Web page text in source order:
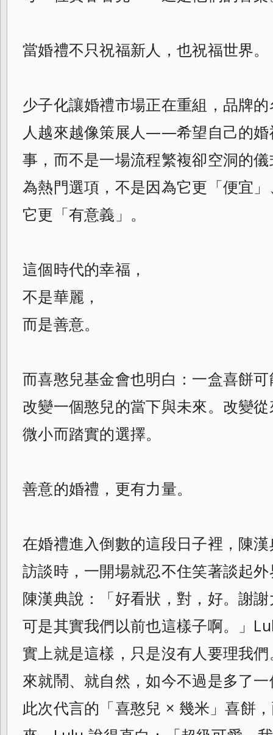
當婚禮不只祝福新人，也祝福世界。
少子化讓婚禮市場正在重組，品牌
人越來越像策展人——希望自己的婚
事，而不是一場流程繁複卻空洞的
為熱門選項，不是因為它更「便宜
它更「有意義」。
這個時代的幸福，
不是華麗，
而是善意。
而喜憨兒基金會也明白：一盒喜餅
改變一個憨兒的當下與未來。改變
微小而踏實的選擇。
善意的婚禮，更有力量。
在婚禮進入倒數的這段日子裡，陳
訪談時，一開場就忍不住笑著談起
陳漢典說：「好看狀，對，好。謝
可是其實我們以前也這樣子啊。」
實上就是這樣，只是沒有人要理我
來就鬧、就自然，如今不過是多了
此次代言的「喜憨兒 × 幾米」喜餅